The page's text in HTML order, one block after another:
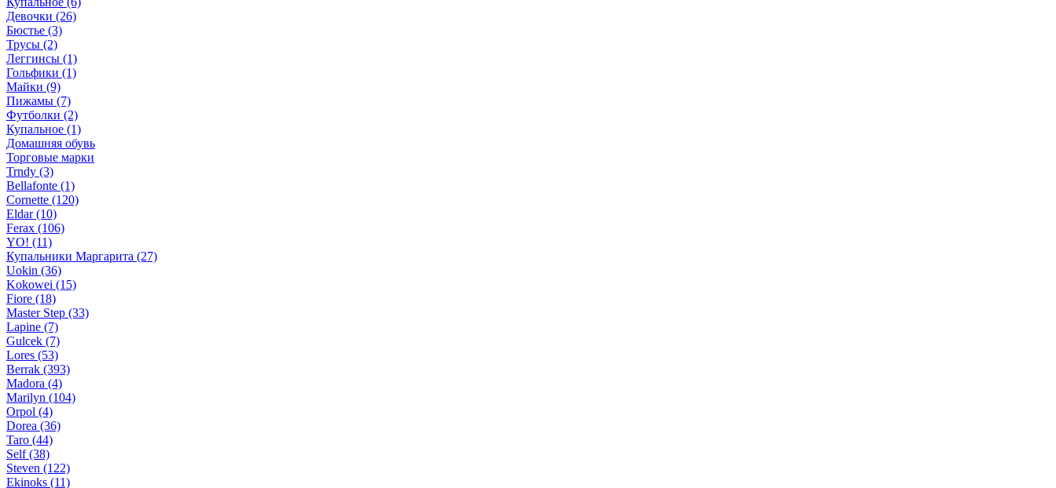
Девочки (26)
Бюстье (3)
Трусы (2)
Леггинсы (1)
Гольфики (1)
Майки (9)
Пижамы (7)
Футболки (2)
Купальное (1)
Домашняя обувь
Торговые марки
Trndy (3)
Bellafonte (1)
Cornette (120)
Eldar (10)
Ferax (106)
YO! (11)
Купальники Маргарита (27)
Uokin (36)
Kokowei (15)
Fiore (18)
Master Step (33)
Lapine (7)
Gulcek (7)
Lores (53)
Berrak (393)
Madora (4)
Marilyn (104)
Orpol (4)
Dorea (36)
Taro (44)
Self (38)
Steven (122)
Ekinoks (11)